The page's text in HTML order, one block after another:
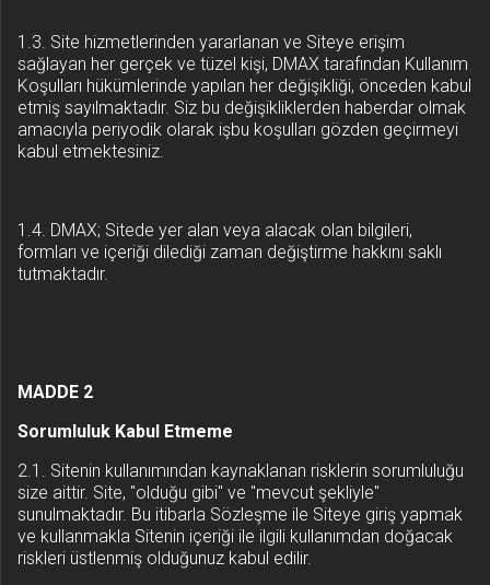
1.3. Site hizmetlerinden yararlanan ve Siteye erişim
sağlayan her gerçek ve tüzel kişi, DMAX tarafından Kullanım
Koşulları hükümlerinde yapılan her değişikliği, önceden kabul
etmiş sayılmaktadır. Siz bu değişikliklerden haberdar olmak
amacıyla periyodik olarak işbu koşulları gözden geçirmeyi
kabul etmektesiniz.
1.4. DMAX; Sitede yer alan veya alacak olan bilgileri,
formları ve içeriği dilediği zaman değiştirme hakkını saklı
tutmaktadır.
MADDE 2
Sorumluluk Kabul Etmeme
2.1. Sitenin kullanımından kaynaklanan risklerin sorumluluğu
size aittir. Site, "olduğu gibi" ve "mevcut şekliyle"
sunulmaktadır. Bu itibarla Sözleşme ile Siteye giriş yapmak
ve kullanmakla Sitenin içeriği ile ilgili kullanımdan doğacak
riskleri üstlenmiş olduğunuz kabul edilir.